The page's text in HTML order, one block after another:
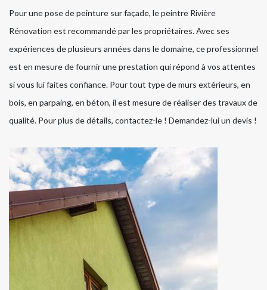
Pour une pose de peinture sur façade, le peintre Rivière
Rénovation est recommandé par les propriétaires. Avec ses
expériences de plusieurs années dans le domaine, ce professionnel
est en mesure de fournir une prestation qui répond à vos attentes
si vous lui faites confiance. Pour tout type de murs extérieurs, en
bois, en parpaing, en béton, il est mesure de réaliser des travaux de
qualité. Pour plus de détails, contactez-le ! Demandez-lui un devis !